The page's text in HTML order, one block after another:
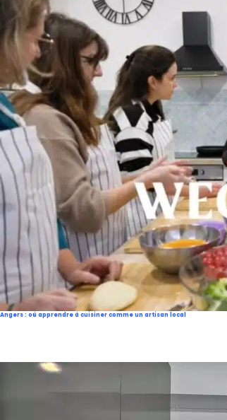
Angers : où apprendre à cuisiner comme un artisan local